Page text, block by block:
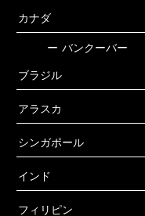
カナダ
ー バンクーバー
ブラジル
アラスカ
シンガポール
インド
フィリピン